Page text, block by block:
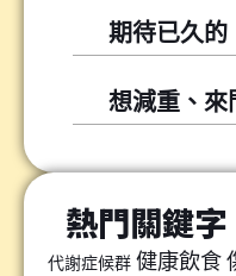
熱門關鍵字
代謝症候群 健康飲食